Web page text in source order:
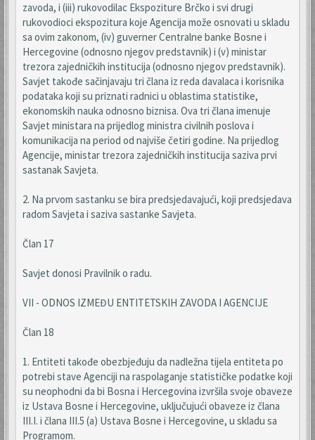
zavoda, i (iii) rukovodilac Ekspoziture Brčko i svi drugi
rukovodioci ekspozitura koje Agencija može osnovati u skladu
sa ovim zakonom, (iv) guverner Centralne banke Bosne i
Hercegovine (odnosno njegov predstavnik) i (v) ministar
trezora zajedničkih institucija (odnosno njegov predstavnik).
Savjet takođe sačinjavaju tri člana iz reda davalaca i korisnika
podataka koji su priznati radnici u oblastima statistike,
ekonomskih nauka odnosno biznisa. Ova tri člana imenuje
Savjet ministara na prijedlog ministra civilnih poslova i
komunikacija na period od najviše četiri godine. Na prijedlog
Agencije, ministar trezora zajedničkih institucija saziva prvi
sastanak Savjeta.
2. Na prvom sastanku se bira predsjedavajući, koji predsjedava
radom Savjeta i saziva sastanke Savjeta.
Član 17
Savjet donosi Pravilnik o radu.
VII - ODNOS IZMEĐU ENTITETSKIH ZAVODA I AGENCIJE
Član 18
1. Entiteti takođe obezbjeđuju da nadležna tijela entiteta po
potrebi stave Agenciji na raspolaganje statističke podatke koji
su neophodni da bi Bosna i Hercegovina izvršila svoje obaveze
iz Ustava Bosne i Hercegovine, uključujući obaveze iz člana
III.I. i člana III.5 (a) Ustava Bosne i Hercegovine, u skladu sa
Programom.